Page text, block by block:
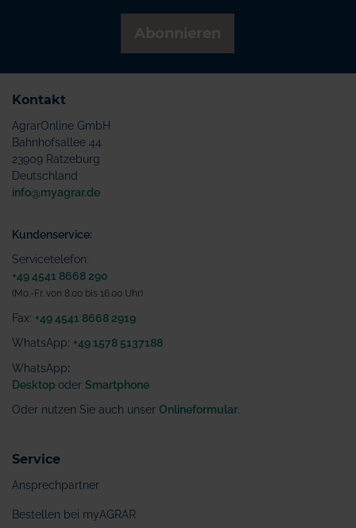
Kontakt
AgrarOnline GmbH
Bahnhofsallee 44
23909 Ratzeburg
Deutschland
info@myagrar.de
Kundenservice:
Servicetelefon:
+49 4541 8668 290
(Mo.-Fr. von 8.00 bis 16.00 Uhr)
Fax: +49 4541 8668 2919
WhatsApp: +49 1578 5137188
WhatsApp:
Desktop oder Smartphone
Oder nutzen Sie auch unser Onlineformular
Service
Ansprechpartner
Bestellen bei myAGRAR